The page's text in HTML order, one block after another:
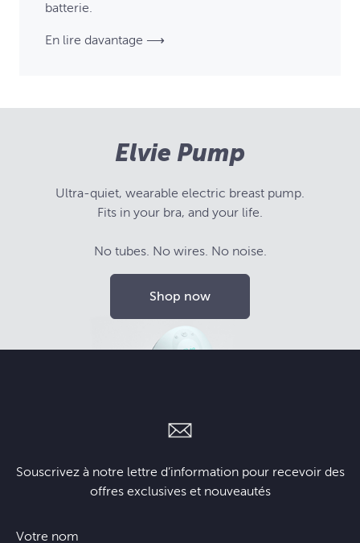
batterie.
En lire davantage ⟶
Elvie Pump
Ultra-quiet, wearable electric breast pump.
Fits in your bra, and your life.
No tubes. No wires. No noise.
Shop now
Souscrivez à notre lettre d’information pour recevoir des
offres exclusives et nouveautés